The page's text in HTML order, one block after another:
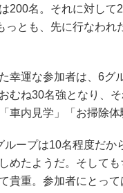
200名。それに対し
っとも、先に行なわ
幸運な参加者は、6グ
むね30名強となり、
車内見学」「お掃除体
ープは10名程度だか
めたようだ。そして
貴重。参加者にとっ